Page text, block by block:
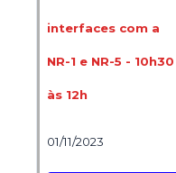
interfaces com a
NR-1 e NR-5 - 10h30
às 12h
01/11/2023